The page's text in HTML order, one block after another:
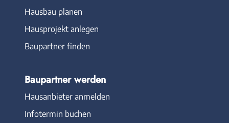
Hausbau planen
Hausprojekt anlegen
Baupartner finden
Baupartner werden
Hausanbieter anmelden
Infotermin buchen